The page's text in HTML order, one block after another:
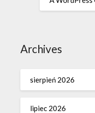
Archives
sierpień 2026
lipiec 2026